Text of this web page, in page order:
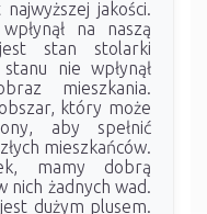
jakości.
na naszą
stan stolarki
nie wpłynął
mieszkania.
który może
aby spełnić
mieszkańców.
mamy dobrą
nich żadnych wad.
dużym plusem.